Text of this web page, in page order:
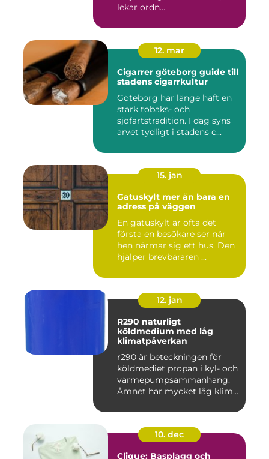
lekar ordn...
12. mar
Cigarrer göteborg guide till
stadens cigarrkultur
Göteborg har länge haft en
stark tobaks- och
sjöfartstradition. I dag syns
arvet tydligt i stadens c...
15. jan
Gatuskylt mer än bara en
adress på väggen
En gatuskylt är ofta det
första en besökare ser när
hen närmar sig ett hus. Den
hjälper brevbäraren ...
12. jan
R290 naturligt
köldmedium med låg
klimatpåverkan
r290 är beteckningen för
köldmediet propan i kyl- och
värmepumpsammanhang.
Ämnet har mycket låg klim...
10. dec
Clique: Basplagg och